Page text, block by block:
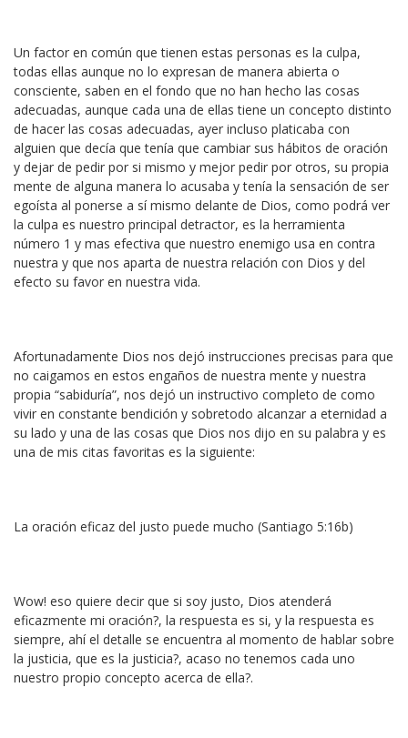
Un factor en común que tienen estas personas es la culpa,
todas ellas aunque no lo expresan de manera abierta o
consciente, saben en el fondo que no han hecho las cosas
adecuadas, aunque cada una de ellas tiene un concepto distinto
de hacer las cosas adecuadas, ayer incluso platicaba con
alguien que decía que tenía que cambiar sus hábitos de oración
y dejar de pedir por si mismo y mejor pedir por otros, su propia
mente de alguna manera lo acusaba y tenía la sensación de ser
egoísta al ponerse a sí mismo delante de Dios, como podrá ver
la culpa es nuestro principal detractor, es la herramienta
número 1 y mas efectiva que nuestro enemigo usa en contra
nuestra y que nos aparta de nuestra relación con Dios y del
efecto su favor en nuestra vida.
Afortunadamente Dios nos dejó instrucciones precisas para que
no caigamos en estos engaños de nuestra mente y nuestra
propia “sabiduría”, nos dejó un instructivo completo de como
vivir en constante bendición y sobretodo alcanzar a eternidad a
su lado y una de las cosas que Dios nos dijo en su palabra y es
una de mis citas favoritas es la siguiente:
La oración eficaz del justo puede mucho (Santiago 5:16b)
Wow! eso quiere decir que si soy justo, Dios atenderá
eficazmente mi oración?, la respuesta es si, y la respuesta es
siempre, ahí el detalle se encuentra al momento de hablar sobre
la justicia, que es la justicia?, acaso no tenemos cada uno
nuestro propio concepto acerca de ella?.